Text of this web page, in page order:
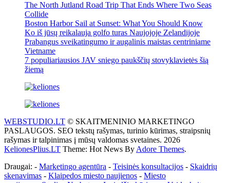
The North Jutland Road Trip That Ends Where Two Seas
Collide
Boston Harbor Sail at Sunset: What You Should Know
Ko iš jūsų reikalauja golfo turas Naujojoje Zelandijoje
Prabangus sveikatingumo ir augalinis maistas centriniame
Vietname
7 populiariausios JAV sniego paukščių stovyklavietės šią
žiemą
WEBSTUDIO.LT © SKAITMENINIO MARKETINGO
PASLAUGOS. SEO tekstų rašymas, turinio kūrimas, straipsnių
rašymas ir talpinimas į mūsų valdomas svetaines. 2026
KelionesPlius.LT Theme: Hot News By Adore Themes.
Draugai: - Marketingo agentūra - Teisinės konsultacijos - Skaidrių
skenavimas - Klaipedos miesto naujienos - Miesto